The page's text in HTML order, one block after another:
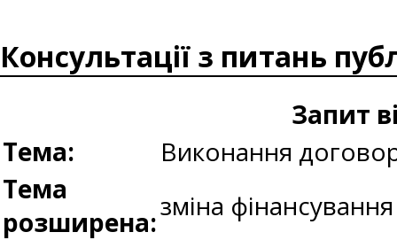
Консультації з питань
Запит
Тема:
Виконання
Тема
розширена:зміна